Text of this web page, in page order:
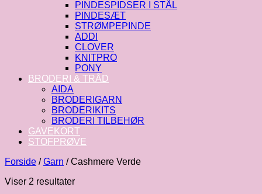
PINDESPIDSER I STÅL
PINDESÆT
STRØMPEPINDE
ADDI
CLOVER
KNITPRO
PONY
BRODERI & TRÅD
AIDA
BRODERIGARN
BRODERIKITS
BRODERI TILBEHØR
GAVEKORT
STOFPRØVE
Forside / Garn /Cashmere Verde
Viser 2 resultaterSorteret